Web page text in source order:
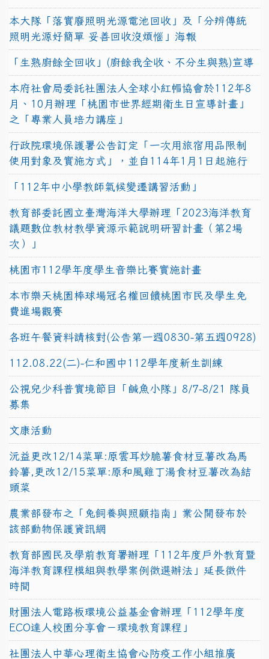
本大隊「落實廢照明光源電池回收」及「分辨傳統
照明光源好簡單 妥善回收沒煩惱」海報
「生熟廚餘全回收」(廚餘我全收、不分生與熟)宣導
本府社會局委託社團法人全球小紅帽協會於112年8
月、10月辦理「桃園市世界經期衛生日宣導計畫」
之「專業人員培力講座」
行政院環境保護署公告訂定「一次用旅宿用品限制
使用對象及實施方式」，並自114年1月1日起施行
「112年中小學教師氣候變遷講習活動」
教育部委託國立臺灣海洋大學辦理「2023海洋教育
議題數位教材教學資源示範說明研習計畫（第2場
次）」
桃園市112學年度學生音樂比賽實施計畫
本市樂天桃園棒球場冠名權回饋桃園市民及學生免
費進場觀賽
各班午餐資料請核對(公告第一週0830-第五週0928)
112.08.22(二)-仁和國中112學年度新生訓練
公視兒少科普實境節目「鹹魚小隊」8/7-8/21 隊員
募集
文康活動
沅益更改12/14菜單:原雲耳炒脆薯食材豆薯改為馬
鈴薯,更改12/15菜單:原和風雞丁湯食材豆薯改為結
頭菜
農業部發布之「兔飼養與照顧指南」業公開發布於
該部動物保護資訊網
教育部國民及學前教育署辦理「112年度戶外教育暨
海洋教育課程模組與教學案例徵選辦法」延長徵件
時間
財團法人電路板環境公益基金會辦理「112學年度
ECO達人校園分享會－環境教育課程」
社團法人中華心理衛生協會心防疫工作小組推廣